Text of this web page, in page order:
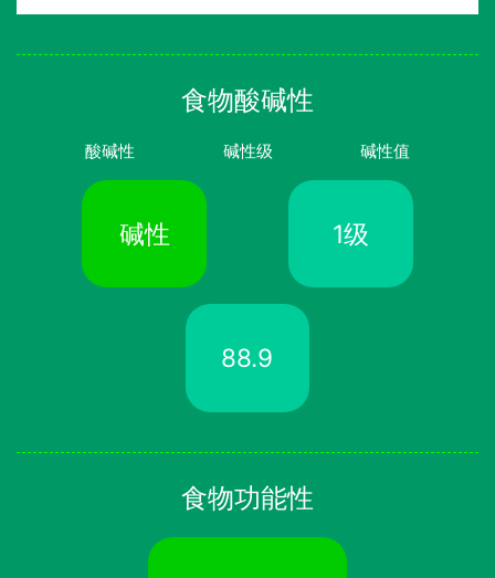
食物酸碱性
酸碱性 碱性级 碱性值
碱性 1级
88.9
食物功能性